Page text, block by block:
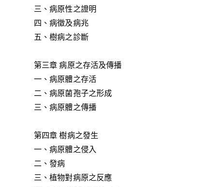
三、病原性之證明
四、病徵及病兆
五、樹病之診斷
第三章 病原之存活及傳播
一、病原體之存活
二、病原菌孢子之形成
三、病原體之傳播
第四章 樹病之發生
一、病原體之侵入
二、發病
三、植物對病原之反應